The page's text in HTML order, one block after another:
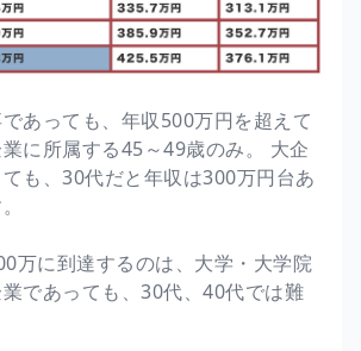
あっても、年収500万円を超えて
に所属する45～49歳のみ。 大企
も、30代だと年収は300万円台あ
万に到達するのは、大学・大学院
であっても、30代、40代では難